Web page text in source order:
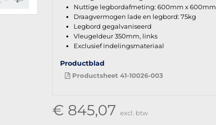
Nuttige legbordafmeting: 600mm x 600mm
Draagvermogen lade en legbord: 75kg
Legbord gegalvaniseerd
Vleugeldeur 350mm, links
Exclusief indelingsmateriaal
Productblad
Productsheet 41-10026-003
€ 845,07 excl. btw